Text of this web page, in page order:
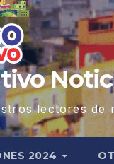
lectores de
2024